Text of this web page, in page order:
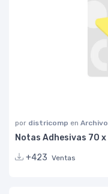
por districomp en
Notas Adhesivas 70
+423 Ventas